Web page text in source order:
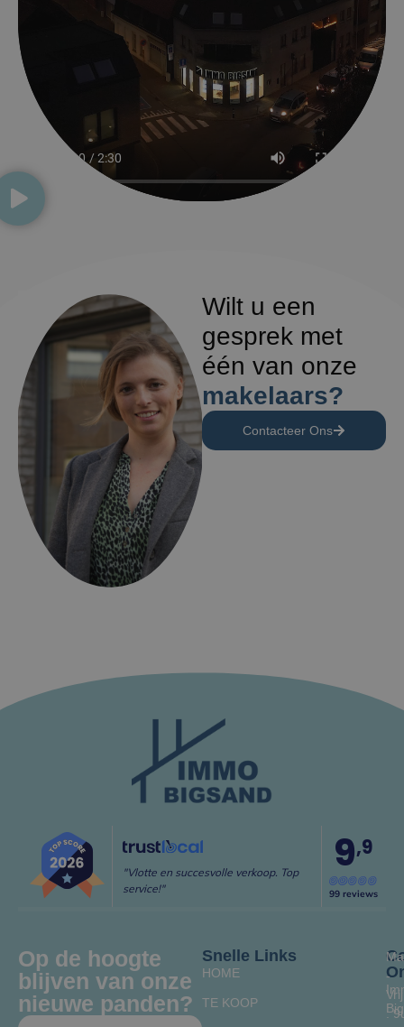
Wilt u een
gesprek met
één van onze
makelaars?
Contacteer Ons
99 reviews
9,9
"Vlotte en succesvolle verkoop. Top
service!"
Op de hoogte
blijven van onze
nieuwe panden?
Snelle Links
HOME
TE KOOP
Ma
-
Vrij
: